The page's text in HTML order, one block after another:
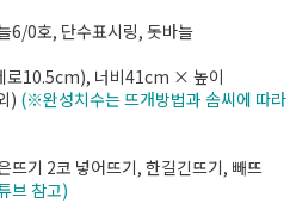
6/0호, 단수표시링, 돗바늘
로10.5cm), 너비41cm × 높이
) (※완성치수는 뜨개방법과 솜씨에 따라
뜨기 2코 넣어뜨기, 한길긴뜨기, 빼뜨
브 참고)